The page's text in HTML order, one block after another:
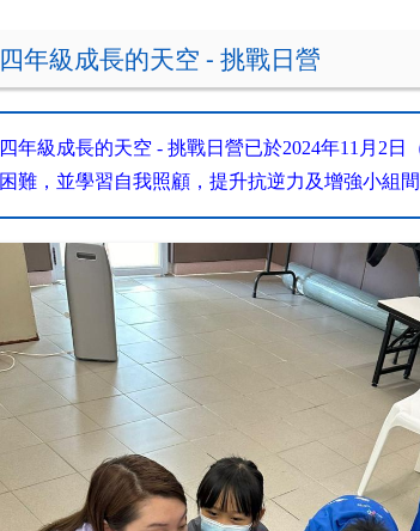
四年級成長的天空 - 挑戰日營
四年級成長的天空 - 挑戰日營已於2024年11 月 2 日
困難，並學習自我照顧，提升抗逆力及增強小組間